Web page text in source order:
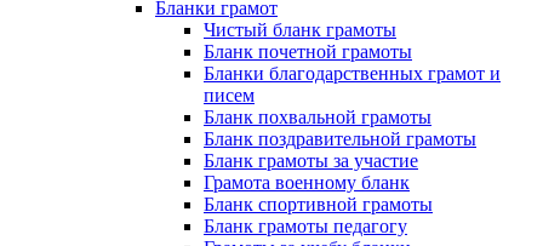
Бланки грамот
Чистый бланк грамоты
Бланк почетной грамоты
Бланки благодарственных грамот и
писем
Бланк похвальной грамоты
Бланк поздравительной грамоты
Бланк грамоты за участие
Грамота военному бланк
Бланк спортивной грамоты
Бланк грамоты педагогу